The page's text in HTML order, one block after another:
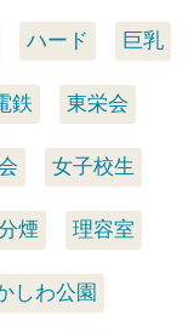
ハード 巨乳
鉄 東栄会
女子校生
煙 理容室
しわ公園